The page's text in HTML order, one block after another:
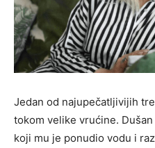
Jedan od najupečatljivijih
tokom velike vrućine.
koji mu je ponudio vodu i